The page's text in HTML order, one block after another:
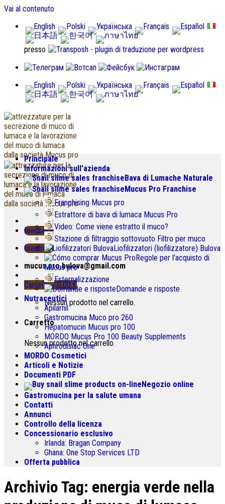
Vai al contenuto
presso
feedback
feedback
mucus.pro.bulova@gmail.com
Carretto /0.00€
Nessun prodotto nel carrello.
Carretto
Nessun prodotto nel carrello.
Principale
Informazioni sull'azienda
Bava di Lumache Naturale
Mucus Pro Franchise
Franchising Mucus pro
Estrattore di bava di lumaca Mucus Pro
Video: Come viene estratto il muco?
Stazione di filtraggio sottovuoto Filtro per muco
Liofilizzatori (liofilizzatore) Bulova
Regole per l'acquisto di
Mucus pro
Esternalizzazione
Domande e risposte
Nutraceutici
Apilarnil
Gastromucina Muco pro 260
Hepatomucin Mucus pro 100
MORDO Mucus Pro 100 Beauty Supplements
Aphrodisiac One
MORDO Cosmetici
Articoli e Notizie
Documenti PDF
Negozio online
Gastromucina per la salute umana
Contatti
Annunci
Controllo della licenza
Concessionario esclusivo
Irlanda: Bragan Company
Ghana: One Stop Services LTD
Offerta pubblica
Archivio Tag: energia verde nella